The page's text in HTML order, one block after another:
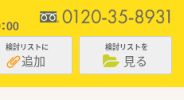
検討リストに
追加
検討リストを
見る